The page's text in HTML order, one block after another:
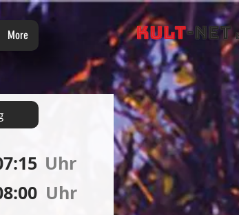
More
Uhr
Uhr